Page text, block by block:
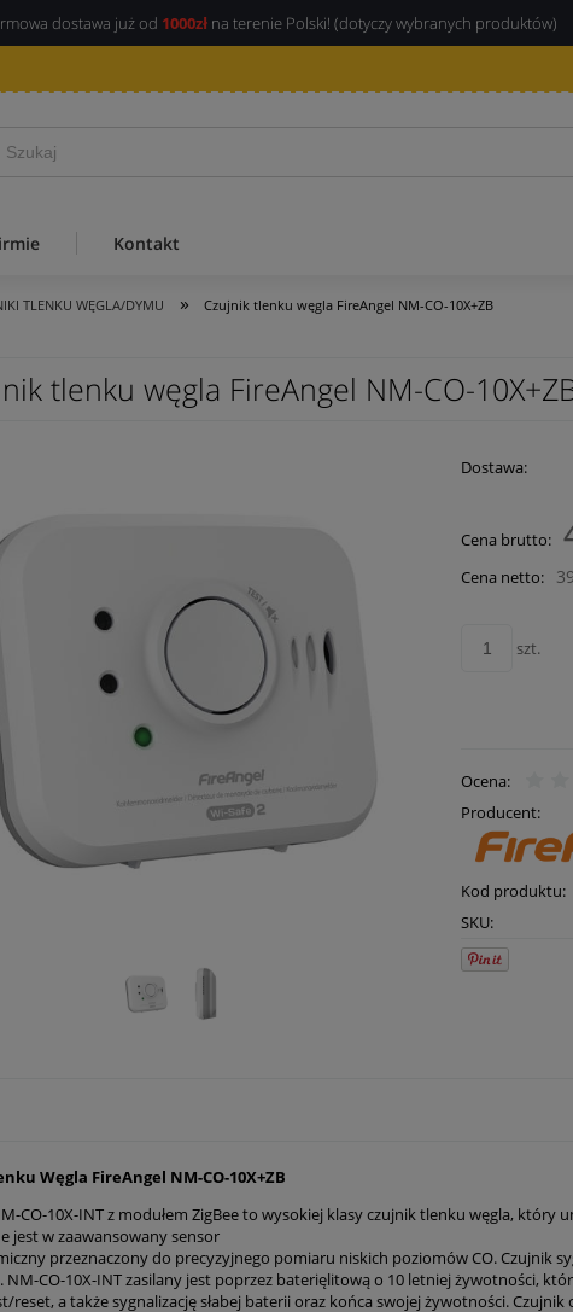
dostawa już od 1000zł na terenie Polski! (dotyczy wybranych produktów)
Kontakt
TLENKU WĘGLA/DYMU » Czujnik tlenku węgla FireAngel NM-CO-10X+ZB
tlenku węgla FireAngel NM-CO-
Dostawa:
Cena brutto:
Cena netto:
szt.
Ocena:
Producent:
Kod produktu:
SKU:
Węgla FireAngel NM-CO-10X+ZB
-CO-10X-INTz modułem ZigBeeto wysokiej klasyczujniktlenku węgla, który
e jest w zaawansowany sensor
przeznaczony do precyzyjnego pomiaru niskich poziomów CO. Czujnik
NM-CO-10X-INT zasilany jest poprzez baterięlitową o 10 letniej żywotności,
reset, a także sygnalizację słabej baterii oraz końca swojej żywotności. Czujnik